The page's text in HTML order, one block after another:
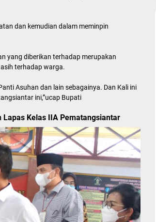
dan kemudian dalam meminpin
yang diberikan terhadap merupakan
terhadap warga.
Asuhan dan lain sebagainya. Dan Kali ini
ini,”ucap Bupati
Kelas IIA Pematangsiantar